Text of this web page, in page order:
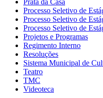
Processo Seletivo de
Processo Seletivo de
Processo Seletivo de
Projetos e Programas
Regimento Interno
Resoluções
Sistema Municipal de
Teatro
TMC
Videoteca